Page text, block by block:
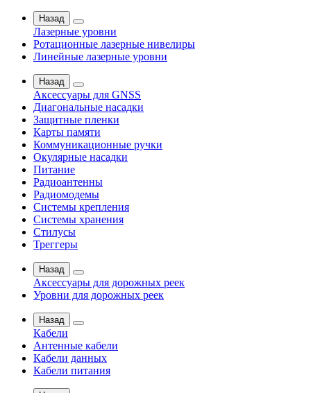
Назад
Лазерные уровни
Ротационные лазерные нивелиры
Линейные лазерные уровни
Назад
Аксессуары для GNSS
Диагональные насадки
Защитные пленки
Карты памяти
Коммуникационные ручки
Окулярные насадки
Питание
Радиоантенны
Радиомодемы
Системы крепления
Системы хранения
Стилусы
Треггеры
Назад
Аксессуары для дорожных реек
Уровни для дорожных реек
Назад
Кабели
Антенные кабели
Кабели данных
Кабели питания